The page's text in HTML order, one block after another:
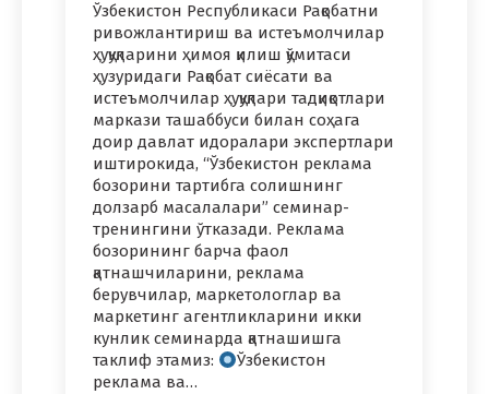
Ўзбекистон Республикаси Рақобатни
ривожлантириш ва истеъмолчилар
ҳуқуқларини ҳимоя қилиш қўмитаси
ҳузуридаги Рақобат сиёсати ва
истеъмолчилар ҳуқуқлари тадқиқотлари
маркази ташаббуси билан соҳага
доир давлат идоралари экспертлари
иштирокида, “Ўзбекистон реклама
бозорини тартибга солишнинг
долзарб масалалари” семинар-
тренингини ўтказади. Реклама
бозорининг барча фаол
қатнашчиларини, реклама
берувчилар, маркетологлар ва
маркетинг агентликларини икки
кунлик семинарда қатнашишга
таклиф этамиз:
Ўзбекистон
реклама ва…